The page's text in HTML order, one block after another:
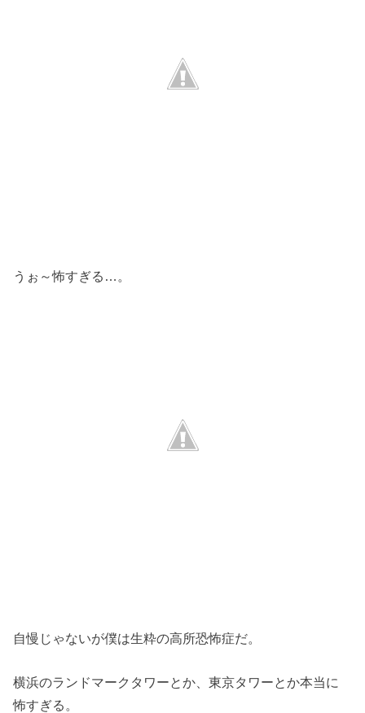
うぉ～怖すぎる…。
自慢じゃないが僕は生粋の高所恐怖症だ。
横浜のランドマークタワーとか、東京タワーとか本当に
怖すぎる。